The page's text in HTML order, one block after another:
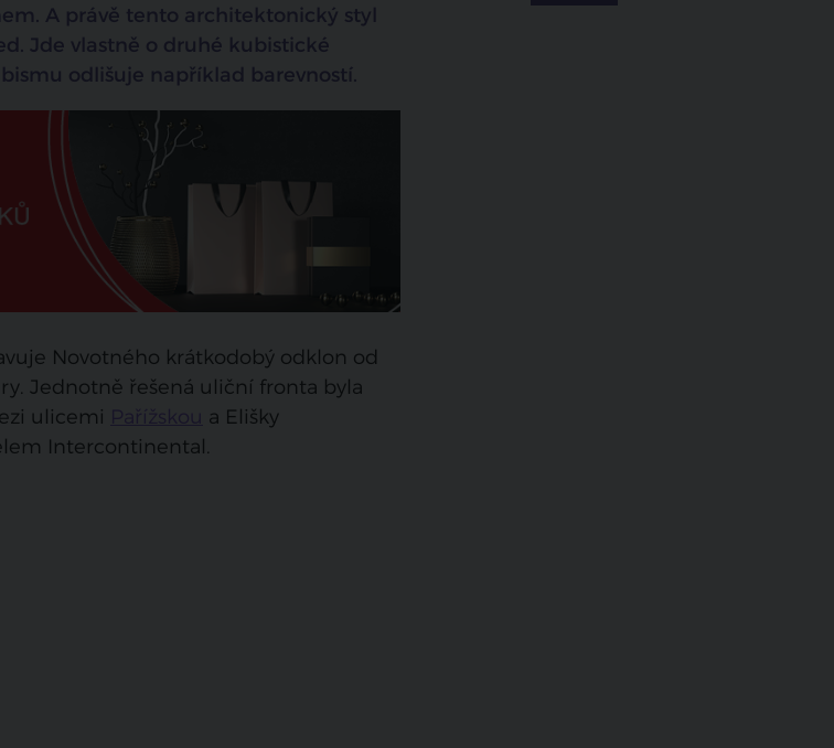
A právě tento architektonický styl
Jde vlastně o druhé kubistické
odlišuje například barevností.
Novotného krátkodobý odklon od
Jednotně řešená uliční fronta byla
ulicemi
a Elišky
Intercontinental.